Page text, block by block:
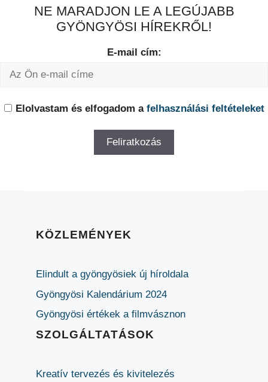
NE MARADJON LE A LEGÚJABB
GYÖNGYÖSI HÍREKRŐL!
E-mail cím:
Elolvastam és elfogadom a felhasználási feltételeket
KÖZLEMÉNYEK
Elindult a gyöngyösiek új híroldala
Gyöngyösi Kalendárium 2024
Gyöngyösi értékek a filmvásznon
SZOLGÁLTATÁSOK
Kreatív tervezés és kivitelezés